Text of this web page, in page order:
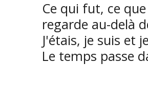
Ce qui fut, ce
regarde au-delà
J'étais, je suis et
Le temps passe